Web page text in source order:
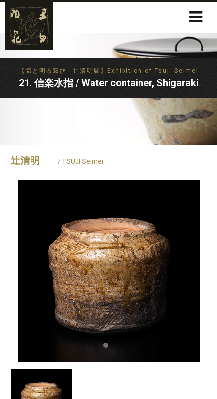
【気と明る寂び 辻清明展】Exhibition of Tsuji Seimei
21. 信楽水指 / Water container, Shigaraki
辻清明 / TSUJI Seimei